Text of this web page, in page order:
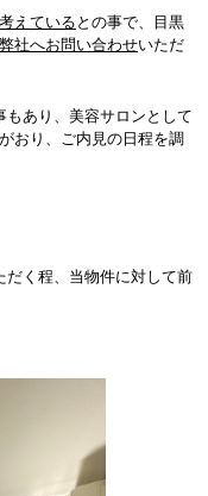
えているとの事で、目黒
弊社へお問い合わせいただ
あり、美容サロンとして
おり、ご内見の日程を調
だく程、当物件に対して前